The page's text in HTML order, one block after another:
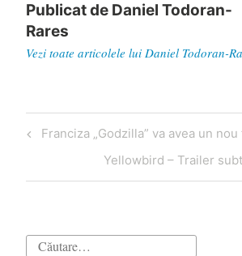
Publicat de Daniel Todoran-
Rares
Vezi toate articolele lui Daniel Todoran-
Navigare
Articol
Franciza „Godzilla” va avea un nou
Articol
următor
Yellowbird – Trailer
Caută